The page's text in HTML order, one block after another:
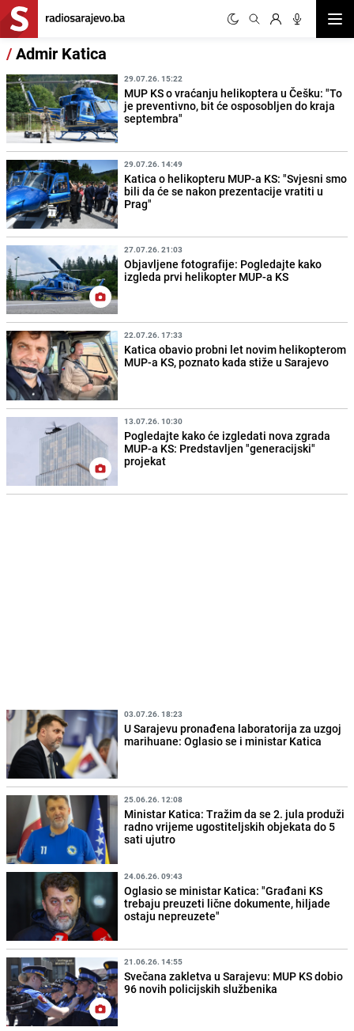
/Admir Katica
29.07.26. 15:22
MUP KS o vraćanju helikoptera u Češku: "To
je preventivno, bit će osposobljen do kraja
septembra"
29.07.26. 14:49
Katica o helikopteru MUP-a KS: "Svjesni smo
bili da će se nakon prezentacije vratiti u
Prag"
27.07.26. 21:03
Objavljene fotografije: Pogledajte kako
izgleda prvi helikopter MUP-a KS
22.07.26. 17:33
Katica obavio probni let novim helikopterom
MUP-a KS, poznato kada stiže u Sarajevo
13.07.26. 10:30
Pogledajte kako će izgledati nova zgrada
MUP-a KS: Predstavljen "generacijski"
projekat
03.07.26. 18:23
U Sarajevu pronađena laboratorija za uzgoj
marihuane: Oglasio se i ministar Katica
25.06.26. 12:08
Ministar Katica: Tražim da se 2. jula produži
radno vrijeme ugostiteljskih objekata do 5
sati ujutro
24.06.26. 09:43
Oglasio se ministar Katica: "Građani KS
trebaju preuzeti lične dokumente, hiljade
ostaju nepreuzete"
21.06.26. 14:55
Svečana zakletva u Sarajevu: MUP KS dobio
96 novih policijskih službenika